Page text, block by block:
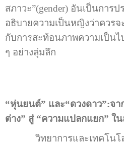
สภาวะ”(gender) อันเป็นการ
อธิบายความเป็นหญิงว่าควรจ
กับการสะท้อนภาพความเป็น
ๆ อย่างลุ่มลึก
“หุ่นยนต์” และ“ดวงดาว”:จ
ต่าง” สู่ “ความแปลกแยก” ใ
วิทยาการและเทคโนโล